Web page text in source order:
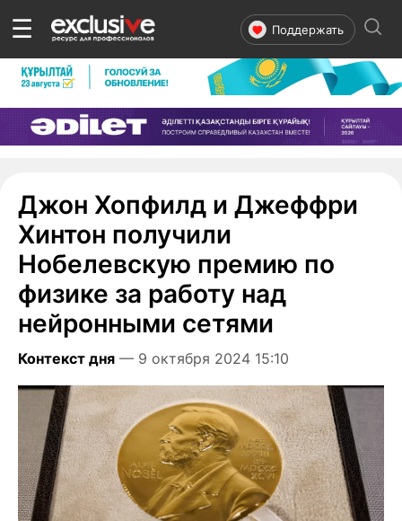
☰ Поддержать
Джон Хопфилд и Джеффри
Хинтон получили
Нобелевскую премию по
физике за работу над
нейронными сетями
Контекст дня — 9 октября 2024 15:10